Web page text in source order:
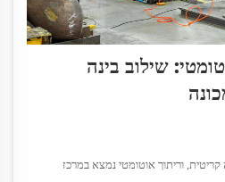
שילוב בינה
וריתוך אוטומטי נמצא במרכז